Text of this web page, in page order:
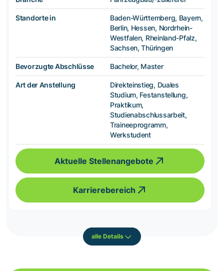
Standorte in
Baden-Württemberg, Bayern,
Berlin, Hessen, Nordrhein-
Westfalen, Rheinland-Pfalz,
Sachsen, Thüringen
Bevorzugte Abschlüsse Bachelor, Master
Art der Anstellung
Direkteinstieg, Duales
Studium, Festanstellung,
Praktikum,
Studienabschlussarbeit,
Traineeprogramm,
Werkstudent
Aktuelle Stellenangebote
Karrierebereich
alle Details